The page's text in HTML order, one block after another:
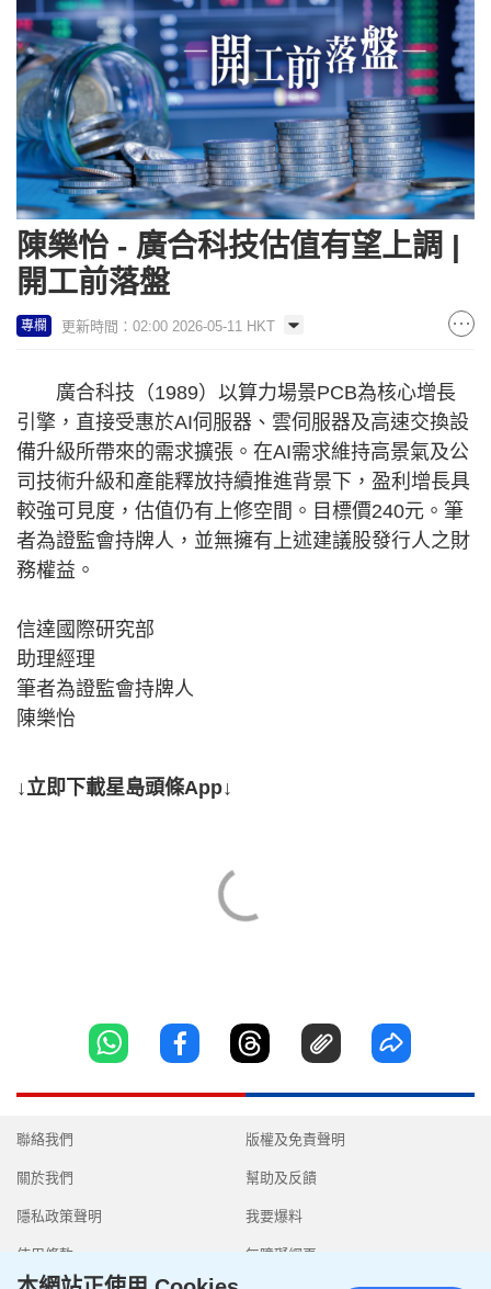
陳樂怡 - 廣合科技估值有望上調 |
開工前落盤
專欄 更新時間：02:00 2026-05-11 HKT
廣合科技（1989）以算力場景PCB為核心增長
引擎，直接受惠於AI伺服器、雲伺服器及高速交換設
備升級所帶來的需求擴張。在AI需求維持高景氣及公
司技術升級和產能釋放持續推進背景下，盈利增長具
較強可見度，估值仍有上修空間。目標價240元。筆
者為證監會持牌人，並無擁有上述建議股發行人之財
務權益。
信達國際研究部
助理經理
筆者為證監會持牌人
陳樂怡
↓立即下載星島頭條App↓
聯絡我們
關於我們
隱私政策聲明
使用條款
版權及免責聲明
幫助及反饋
我要爆料
無障礙網頁